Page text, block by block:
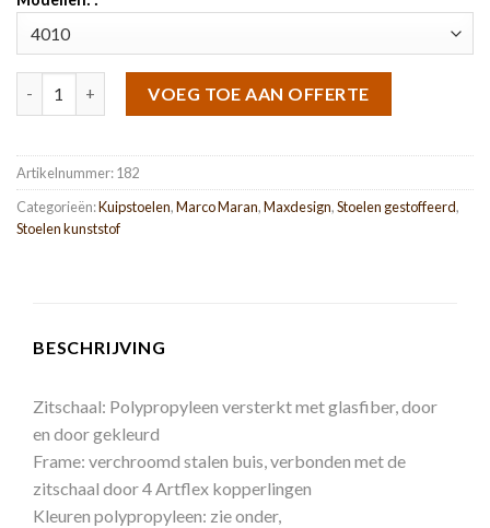
VOEG TOE AAN OFFERTE
Artikelnummer:182
Categorieën:Kuipstoelen,Marco Maran,Maxdesign,Stoelen gestoffeerd,
Stoelen kunststof
BESCHRIJVING
Zitschaal: Polypropyleen versterkt met glasfiber, door
en door gekleurd
Frame: verchroomd stalen buis, verbonden met de
zitschaal door 4 Artflex kopperlingen
Kleuren polypropyleen: zie onder,